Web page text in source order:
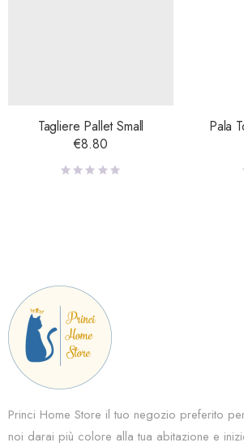
Tagliere Pallet Small
€8.80
Pala
Princi Home Store il tuo negozio preferito
noi darai più colore alla tua abitazione e